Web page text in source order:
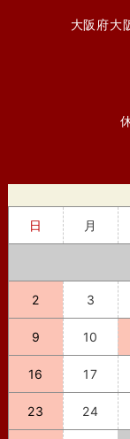
大阪府大
日
月
2 3
9 10
16 17
23 24